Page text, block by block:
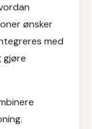
ønsker
med
gjøre